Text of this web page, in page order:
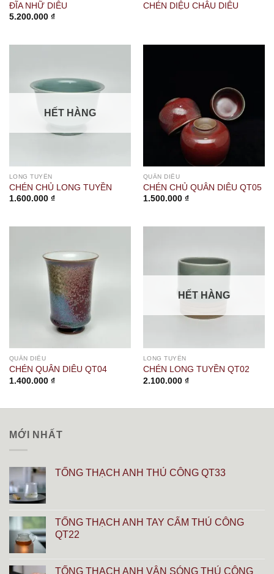
ĐĨA NHỮ DIÊU
5.200.000 ₫
CHÉN DIỆU CHÂU DIÊU
HẾT HÀNG
LONG TUYỀN
CHÉN CHỦ LONG TUYỀN
1.600.000 ₫
QUÂN DIÊU
CHÉN CHỦ QUÂN DIÊU QT05
1.500.000 ₫
QUÂN DIÊU
CHÉN QUÂN DIÊU QT04
1.400.000 ₫
HẾT HÀNG
LONG TUYỀN
CHÉN LONG TUYỀN QT02
2.100.000 ₫
MỚI NHẤT
TỐNG THẠCH ANH THỦ CÔNG QT33
TỐNG THẠCH ANH TAY CẨM THỦ CÔNG
QT22
TỐNG THẠCH ANH VÂN SÓNG THỦ CÔNG